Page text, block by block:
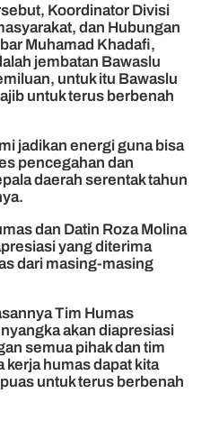
Koordinator Divisi
dan Hubungan
Muhamad Khadafi,
jembatan Bawaslu
untuk itu Bawaslu
untuk terus berbenah
jadikan energi guna bisa
pencegahan dan
daerah serentak tahun
dan Datin Roza Molina
yang diterima
dari masing-masing
Tim Humas
akan diapresiasi
semua pihak dan tim
humas dapat kita
untuk terus berbenah